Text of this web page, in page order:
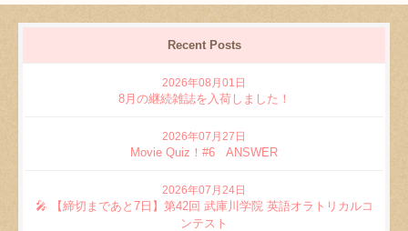
Recent Posts
2026年08月01日
8月の継続雑誌を入荷しました！
2026年07月27日
Movie Quiz！#6 ANSWER
2026年07月24日
🎤 【締切まであと7日】第42回 武庫川学院 英語オラトリカルコ
ンテスト